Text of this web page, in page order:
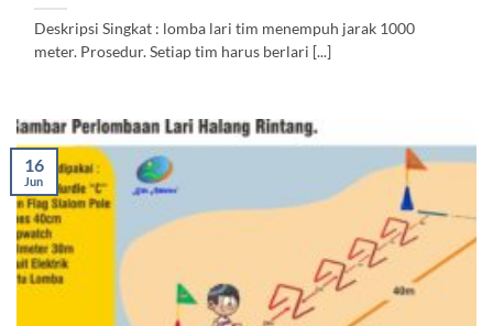
Deskripsi Singkat : lomba lari tim menempuh jarak 1000
meter. Prosedur. Setiap tim harus berlari [...]
16
Jun